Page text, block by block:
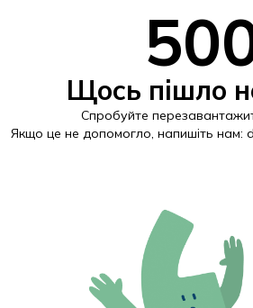
Щось пішло
Спробуйте
Якщо це не допомогло, напишіть нам: